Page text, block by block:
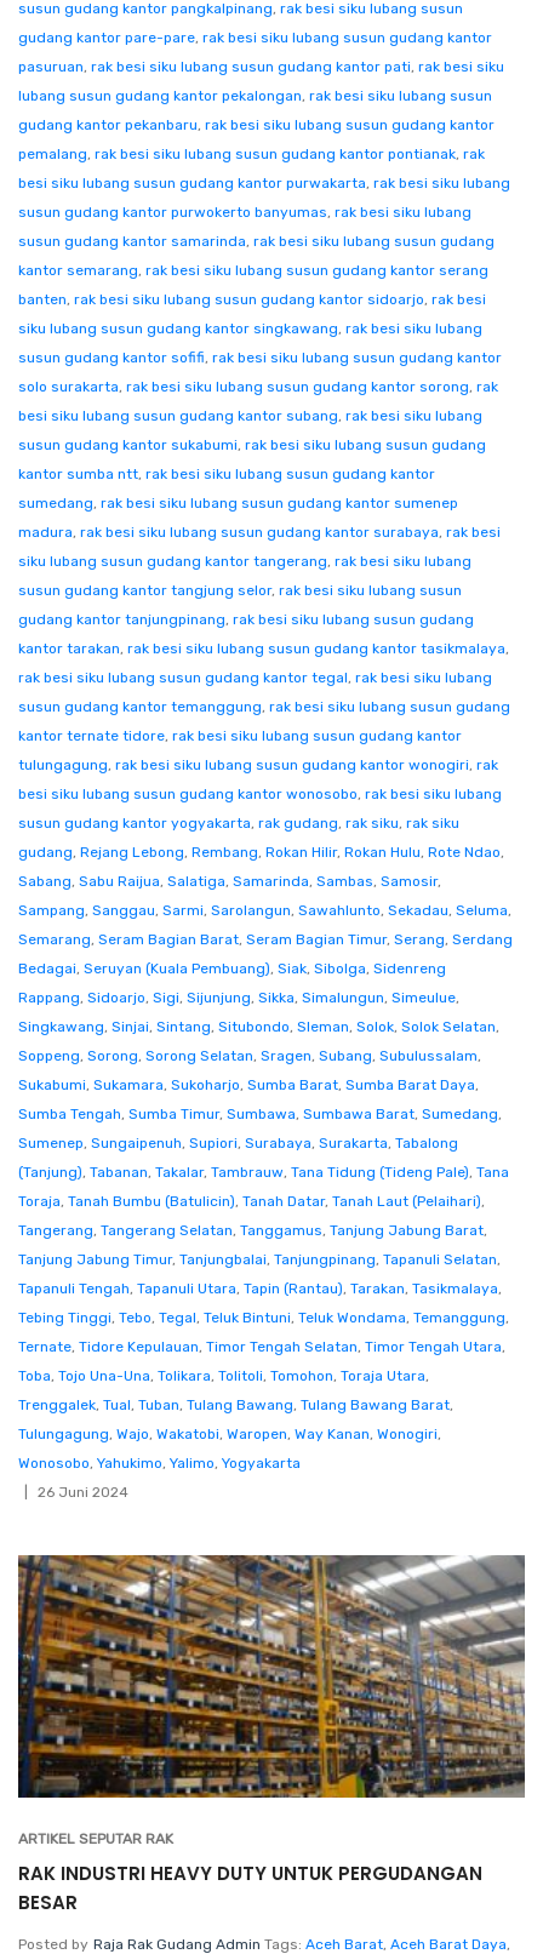
susun gudang kantor pangkalpinang, rak besi siku lubang susun
gudang kantor pare-pare, rak besi siku lubang susun gudang kantor
pasuruan, rak besi siku lubang susun gudang kantor pati, rak besi siku
lubang susun gudang kantor pekalongan, rak besi siku lubang susun
gudang kantor pekanbaru, rak besi siku lubang susun gudang kantor
pemalang, rak besi siku lubang susun gudang kantor pontianak, rak
besi siku lubang susun gudang kantor purwakarta, rak besi siku lubang
susun gudang kantor purwokerto banyumas, rak besi siku lubang
susun gudang kantor samarinda, rak besi siku lubang susun gudang
kantor semarang, rak besi siku lubang susun gudang kantor serang
banten, rak besi siku lubang susun gudang kantor sidoarjo, rak besi
siku lubang susun gudang kantor singkawang, rak besi siku lubang
susun gudang kantor sofifi, rak besi siku lubang susun gudang kantor
solo surakarta, rak besi siku lubang susun gudang kantor sorong, rak
besi siku lubang susun gudang kantor subang, rak besi siku lubang
susun gudang kantor sukabumi, rak besi siku lubang susun gudang
kantor sumba ntt, rak besi siku lubang susun gudang kantor
sumedang, rak besi siku lubang susun gudang kantor sumenep
madura, rak besi siku lubang susun gudang kantor surabaya, rak besi
siku lubang susun gudang kantor tangerang, rak besi siku lubang
susun gudang kantor tangjung selor, rak besi siku lubang susun
gudang kantor tanjungpinang, rak besi siku lubang susun gudang
kantor tarakan, rak besi siku lubang susun gudang kantor tasikmalaya,
rak besi siku lubang susun gudang kantor tegal, rak besi siku lubang
susun gudang kantor temanggung, rak besi siku lubang susun gudang
kantor ternate tidore, rak besi siku lubang susun gudang kantor
tulungagung, rak besi siku lubang susun gudang kantor wonogiri, rak
besi siku lubang susun gudang kantor wonosobo, rak besi siku lubang
susun gudang kantor yogyakarta, rak gudang, rak siku, rak siku
gudang, Rejang Lebong, Rembang, Rokan Hilir, Rokan Hulu, Rote Ndao,
Sabang, Sabu Raijua, Salatiga, Samarinda, Sambas, Samosir,
Sampang, Sanggau, Sarmi, Sarolangun, Sawahlunto, Sekadau, Seluma,
Semarang, Seram Bagian Barat, Seram Bagian Timur, Serang, Serdang
Bedagai, Seruyan (Kuala Pembuang), Siak, Sibolga, Sidenreng
Rappang, Sidoarjo, Sigi, Sijunjung, Sikka, Simalungun, Simeulue,
Singkawang, Sinjai, Sintang, Situbondo, Sleman, Solok, Solok Selatan,
Soppeng, Sorong, Sorong Selatan, Sragen, Subang, Subulussalam,
Sukabumi, Sukamara, Sukoharjo, Sumba Barat, Sumba Barat Daya,
Sumba Tengah, Sumba Timur, Sumbawa, Sumbawa Barat, Sumedang,
Sumenep, Sungaipenuh, Supiori, Surabaya, Surakarta, Tabalong
(Tanjung), Tabanan, Takalar, Tambrauw, Tana Tidung (Tideng Pale), Tana
Toraja, Tanah Bumbu (Batulicin), Tanah Datar, Tanah Laut (Pelaihari),
Tangerang, Tangerang Selatan, Tanggamus, Tanjung Jabung Barat,
Tanjung Jabung Timur, Tanjungbalai, Tanjungpinang, Tapanuli Selatan,
Tapanuli Tengah, Tapanuli Utara, Tapin (Rantau), Tarakan, Tasikmalaya,
Tebing Tinggi, Tebo, Tegal, Teluk Bintuni, Teluk Wondama, Temanggung,
Ternate, Tidore Kepulauan, Timor Tengah Selatan, Timor Tengah Utara,
Toba, Tojo Una-Una, Tolikara, Tolitoli, Tomohon, Toraja Utara,
Trenggalek, Tual, Tuban, Tulang Bawang, Tulang Bawang Barat,
Tulungagung, Wajo, Wakatobi, Waropen, Way Kanan, Wonogiri,
Wonosobo, Yahukimo, Yalimo, Yogyakarta
26 Juni 2024
ARTIKEL SEPUTAR RAK
RAK INDUSTRI HEAVY DUTY UNTUK PERGUDANGAN
BESAR
Posted by Raja Rak Gudang Admin Tags: Aceh Barat, Aceh Barat Daya,